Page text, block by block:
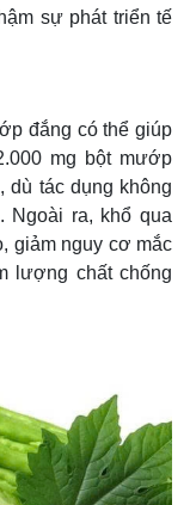
sự phát triển tế
đắng có thể giúp
mg bột mướp
dù tác dụng không
Ngoài ra, khổ qua
giảm nguy cơ mắc
lượng chất chống